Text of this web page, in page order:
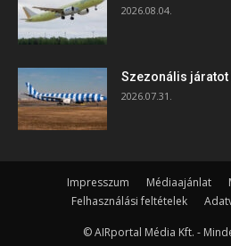
2026.08.04.
Szezonális járatot
2026.07.31.
Impresszum Médiaajánlat
Felhasználási feltételek
© AIRportal Média Kft. -